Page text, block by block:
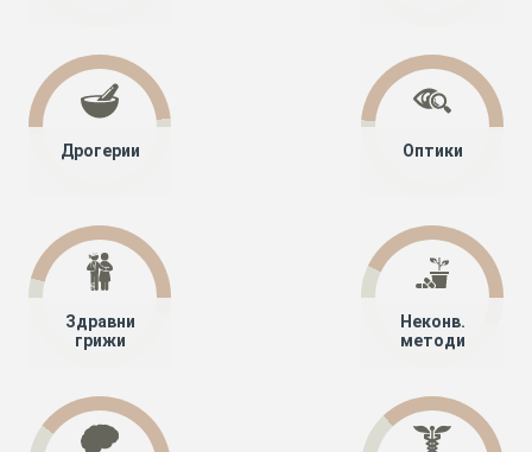
Дрогерии Оптики
Здравни
грижи
Неконв.
методи